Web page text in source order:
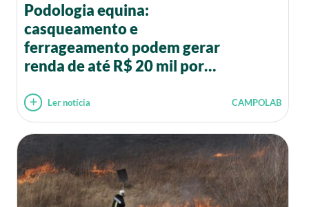
Podologia equina:
casqueamento e
ferrageamento podem gerar
renda de até R$ 20 mil por
Ler notícia CAMPOLAB